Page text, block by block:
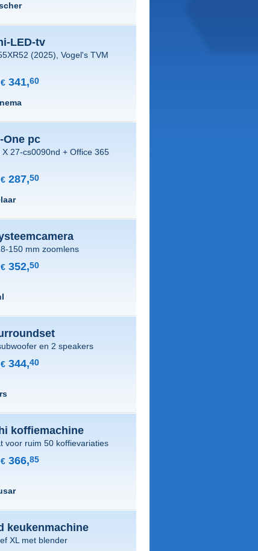
LED-tv
(2025), Vogel's TVM
€ 341,60
One pc
X 27-cs0090nd + Office 365
€ 287,50
150 mm zoomlens
€ 352,50
en 2 speakers
€ 344,40
koffiemachine
voor ruim 50 koffievariaties
€ 366,85
keukenmachine
XL met blender